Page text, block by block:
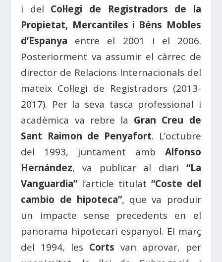
i del Col·legi de Registradors de la
Propietat, Mercantiles i Béns Mobles
d’Espanya entre el 2001 i el 2006.
Posteriorment va assumir el càrrec de
director de Relacions Internacionals del
mateix Col·legi de Registradors (2013-
2017). Per la seva tasca professional i
acadèmica va rebre la Gran Creu de
Sant Raimon de Penyafort. L’octubre
del 1993, juntament amb Alfonso
Hernández, va publicar al diari “La
Vanguardia”l’article titulat “Coste del
cambio de hipoteca”, que va produir
un impacte sense precedents en el
panorama hipotecari espanyol. El març
del 1994, les Corts van aprovar, per